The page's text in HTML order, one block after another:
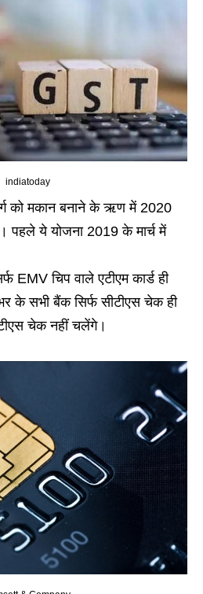
indiatoday
को मकान बनाने के ऋण में 2020
पहले ये योजना 2019 के मार्च में
EMV चिप वाले एटीएम कार्ड ही
के सभी बैंक सिर्फ सीटीएस चेक ही
चेक नहीं चलेंगे।